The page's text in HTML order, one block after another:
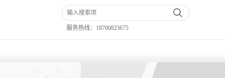
服务热线： 18700823675